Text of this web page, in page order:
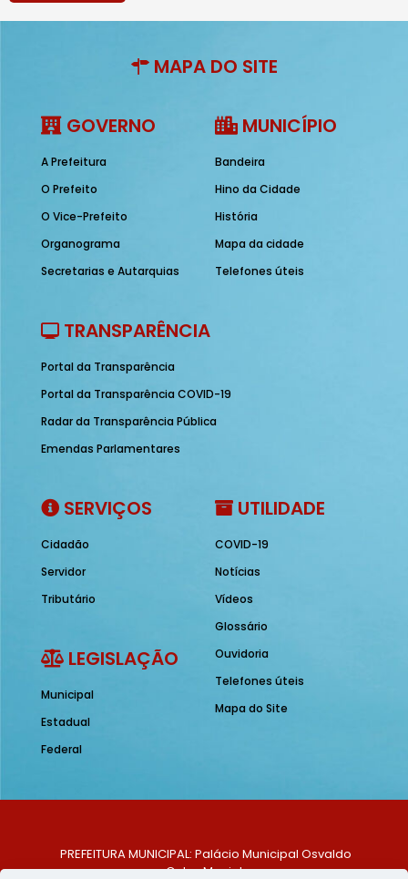
MAPA DO SITE
GOVERNO
A Prefeitura
O Prefeito
O Vice-Prefeito
Organograma
Secretarias e Autarquias
MUNICÍPIO
Bandeira
Hino da Cidade
História
Mapa da cidade
Telefones úteis
TRANSPARÊNCIA
Portal da Transparência
Portal da Transparência COVID-19
Radar da Transparência Pública
Emendas Parlamentares
SERVIÇOS
Cidadão
Servidor
Tributário
LEGISLAÇÃO
Municipal
Estadual
Federal
UTILIDADE
COVID-19
Notícias
Vídeos
Glossário
Ouvidoria
Telefones úteis
Mapa do Site
PREFEITURA MUNICIPAL: Palácio Municipal Osvaldo
Celso Maciel